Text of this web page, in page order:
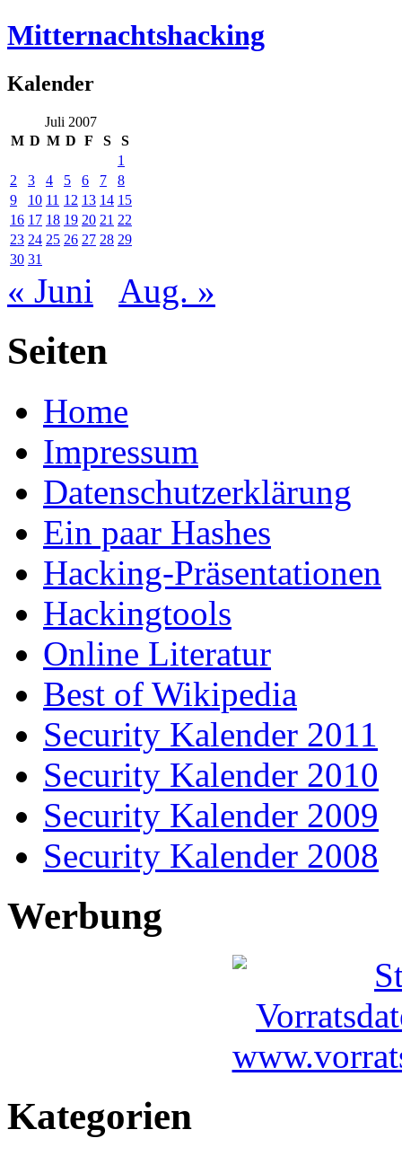
Mitternachtshacking
Kalender
Juli 2007
M D M D F S
S
1
2
3 4 5 6 7
8
9
10 11 12 13 14 15
16 17 18 19 20 21 22
23 24 25 26 27 28 29
30 31
« Juni Aug. »
Seiten
Home
Impressum
Datenschutzerklärung
Ein paar Hashes
Hacking-Präsentationen
Hackingtools
Online Literatur
Best of Wikipedia
Security Kalender 2011
Security Kalender 2010
Security Kalender 2009
Security Kalender 2008
Werbung
Kategorien